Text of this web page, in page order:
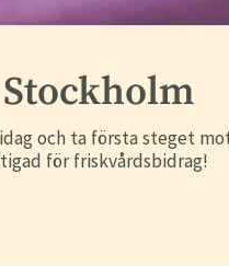
och ta första steget
för friskvårdsbidrag!